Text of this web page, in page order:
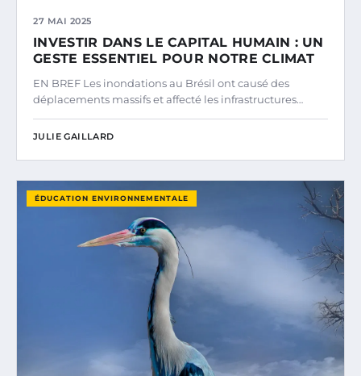
27 MAI 2025
INVESTIR DANS LE CAPITAL HUMAIN : UN
GESTE ESSENTIEL POUR NOTRE CLIMAT
EN BREF Les inondations au Brésil ont causé des
déplacements massifs et affecté les infrastructures…
JULIE GAILLARD
ÉDUCATION ENVIRONNEMENTALE